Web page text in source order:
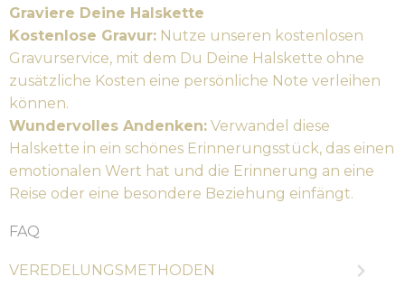
Graviere Deine Halskette
Kostenlose Gravur: Nutze unseren kostenlosen
Gravurservice, mit dem Du Deine Halskette ohne
zusätzliche Kosten eine persönliche Note verleihen
können.
Wundervolles Andenken: Verwandel diese
Halskette in ein schönes Erinnerungsstück, das einen
emotionalen Wert hat und die Erinnerung an eine
Reise oder eine besondere Beziehung einfängt.
FAQ
VEREDELUNGSMETHODEN